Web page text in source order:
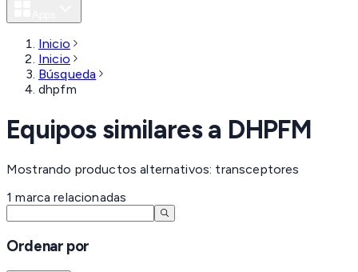
Inicio
Inicio
Búsqueda
dhpfm
Equipos similares a DHPFM
Mostrando productos alternativos: transceptores
1 marca relacionadas
Ordenar por